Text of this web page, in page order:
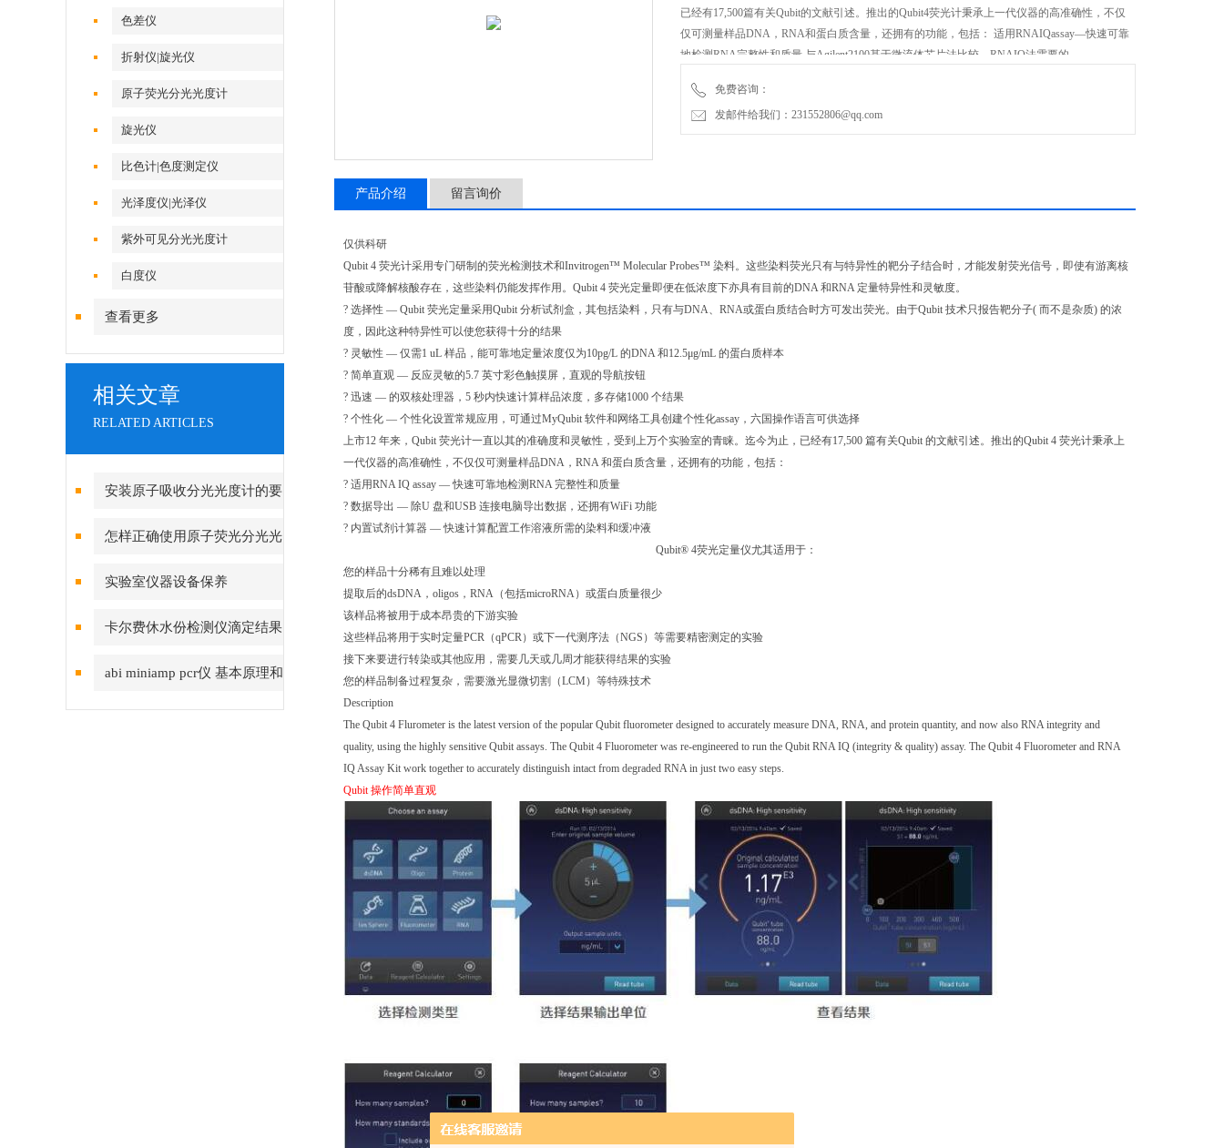
色差仪
折射仪|旋光仪
原子荧光分光光度计
旋光仪
比色计|色度测定仪
光泽度仪|光泽仪
紫外可见分光光度计
白度仪
查看更多
相关文章
RELATED ARTICLES
安装原子吸收分光光度计的要
求事项
怎样正确使用原子荧光分光光
度计及注意事项
实验室仪器设备保养
卡尔费休水份检测仪滴定结果
偏低或偏高应如何处理
abi miniamp pcr仪 基本原理和
操作步骤
已经有17,500篇有关Qubit的文献引述。推出的Qubit4荧光计秉承上一代仪器的高准确性，不仅
仅可测量样品DNA，RNA和蛋白质含量，还拥有的功能，包括： 适用RNAIQassay—快速可靠
地检测RNA完整性和质量.与Agilent2100基于微流体芯片法比较，RNAIQ法需要的
免费咨询：
发邮件给我们：231552806@qq.com
产品介绍 留言询价
仅供科研
Qubit 4 荧光计采用专门研制的荧光检测技术和Invitrogen™ Molecular Probes™ 染料。这些染料荧光只有与特异性的靶分子结合时，才能发射荧光信号，即使有游离核
苷酸或降解核酸存在，这些染料仍能发挥作用。Qubit 4 荧光定量即便在低浓度下亦具有目前的DNA 和RNA 定量特异性和灵敏度。
? 选择性 — Qubit 荧光定量采用Qubit 分析试剂盒，其包括染料，只有与DNA、RNA或蛋白质结合时方可发出荧光。由于Qubit 技术只报告靶分子( 而不是杂质) 的浓
度，因此这种特异性可以使您获得十分的结果
? 灵敏性 — 仅需1 uL 样品，能可靠地定量浓度仅为10pg/L 的DNA 和12.5μg/mL 的蛋白质样本
? 简单直观 — 反应灵敏的5.7 英寸彩色触摸屏，直观的导航按钮
? 迅速 — 的双核处理器，5 秒内快速计算样品浓度，多存储1000 个结果
? 个性化 — 个性化设置常规应用，可通过MyQubit 软件和网络工具创建个性化assay，六国操作语言可供选择
上市12 年来，Qubit 荧光计一直以其的准确度和灵敏性，受到上万个实验室的青睐。迄今为止，已经有17,500 篇有关Qubit 的文献引述。推出的Qubit 4 荧光计秉承上
一代仪器的高准确性，不仅仅可测量样品DNA，RNA 和蛋白质含量，还拥有的功能，包括：
? 适用RNA IQ assay — 快速可靠地检测RNA 完整性和质量
? 数据导出 — 除U 盘和USB 连接电脑导出数据，还拥有WiFi 功能
? 内置试剂计算器 — 快速计算配置工作溶液所需的染料和缓冲液
Qubit® 4荧光定量仪尤其适用于：
您的样品十分稀有且难以处理
提取后的dsDNA，oligos，RNA（包括microRNA）或蛋白质量很少
该样品将被用于成本昂贵的下游实验
这些样品将用于实时定量PCR（qPCR）或下一代测序法（NGS）等需要精密测定的实验
接下来要进行转染或其他应用，需要几天或几周才能获得结果的实验
您的样品制备过程复杂，需要激光显微切割（LCM）等特殊技术
Description
The Qubit 4 Flurometer is the latest version of the popular Qubit fluorometer designed to accurately measure DNA, RNA, and protein quantity, and now also RNA integrity and
quality, using the highly sensitive Qubit assays. The Qubit 4 Fluorometer was re-engineered to run the Qubit RNA IQ (integrity & quality) assay. The Qubit 4 Fluorometer and RNA
IQ Assay Kit work together to accurately distinguish intact from degraded RNA in just two easy steps.
Qubit 操作简单直观